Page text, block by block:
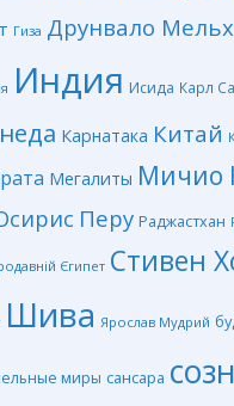
Гиза Друнвало
Индия Исида Карл
Карнатака Китай
Мегалиты Мичио
Перу Раджастхан
Єгипет Стивен
Шива Ярослав Мудрий
миры сансара